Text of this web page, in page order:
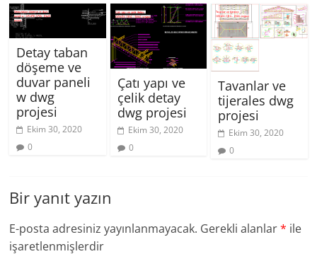
Detay taban
döşeme ve
duvar paneli
w dwg
projesi
Ekim 30, 2020
0
Çatı yapı ve
çelik detay
dwg projesi
Ekim 30, 2020
0
Tavanlar ve
tijerales dwg
projesi
Ekim 30, 2020
0
Bir yanıt yazın
E-posta adresiniz yayınlanmayacak. Gerekli alanlar* ile
işaretlenmişlerdir